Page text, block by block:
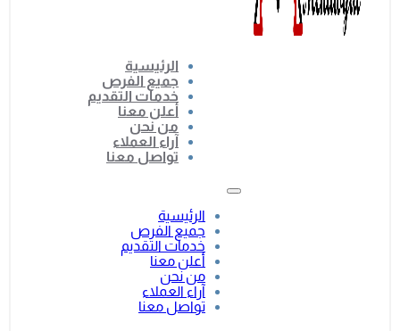
الرئيسية
جميع الفرص
خدمات التقديم
أعلن معنا
من نحن
آراء العملاء
تواصل معنا
الرئيسية
جميع الفرص
خدمات التقديم
أعلن معنا
من نحن
آراء العملاء
تواصل معنا